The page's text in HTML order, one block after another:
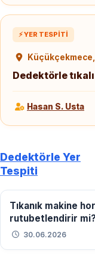
⚡ YER TESPITI
Dedektörle
Hasan S. Usta
Dedektörle Yer
Tespiti
Tıkanık makine
rutubetlendirir
30.06.2026